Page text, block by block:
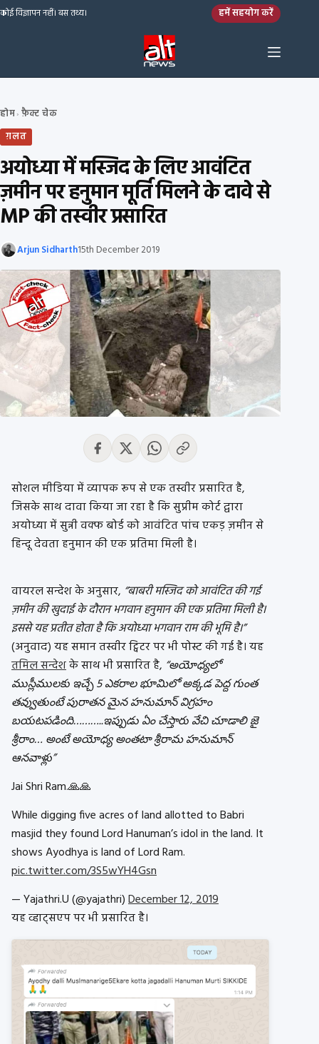
Skip to content
कोई विज्ञापन नहीं। बस तथ्य। हमें सहयोग करें
होम› फ़ैक्ट चेक
ग़लत
अयोध्या में मस्जिद के लिए आवंटित
ज़मीन पर हनुमान मूर्ति मिलने के दावे से
MP की तस्वीर प्रसारित
Arjun Sidharth15th December 2019
सोशल मीडिया में व्यापक रूप से एक तस्वीर प्रसारित है,
जिसके साथ दावा किया जा रहा है कि सुप्रीम कोर्ट द्वारा
अयोध्या में सुन्नी वक्फ बोर्ड को आवंटित पांच एकड़ ज़मीन से
हिन्दू देवता हनुमान की एक प्रतिमा मिली है।
वायरल सन्देश के अनुसार, “बाबरी मस्जिद को आवंटित की गई
ज़मीन की खुदाई के दौरान भगवान हनुमान की एक प्रतिमा मिली है।
इससे यह प्रतीत होता है कि अयोध्या भगवान राम की भूमि है।”
(अनुवाद) यह समान तस्वीर ट्विटर पर भी पोस्ट की गई है। यह
तमिल सन्देशके साथ भी प्रसारित है, “అయోధ్యలో
ముస్లీములకు ఇచ్చే 5 ఎకరాల భూమిలో అక్కడ పెద్ద గుంత
తవ్వుతుంటే పురాతన మైన హనుమాన్ విగ్రహం
బయటపడింది………..ఇప్పుడు ఏం చేస్తారు వేచి చూడాలి జై
శ్రీరాం… అంటే అయోధ్య అంతటా శ్రీరామ హనుమాన్
ఆనవాళ్లు”
Jai Shri Ram.🙏🙏
While digging five acres of land allotted to Babri
masjid they found Lord Hanuman’s idol in the land. It
shows Ayodhya is land of Lord Ram.
pic.twitter.com/3S5wYH4Gsn
— Yajathri.U (@yajathri)December 12, 2019
यह व्हाट्सएप पर भी प्रसारित है।